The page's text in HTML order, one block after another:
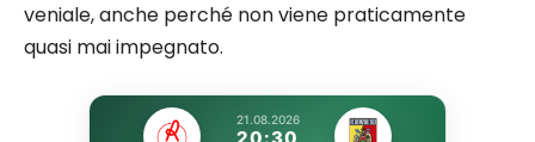
veniale, anche perché non viene praticamente
quasi mai impegnato.
21.08.2026